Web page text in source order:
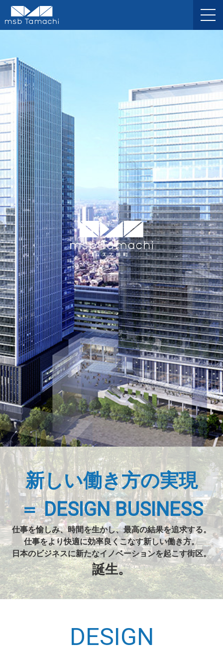
新しい働き方の実現
＝ DESIGN BUSINESS
仕事を愉しみ、時間を生かし、最高の結果を追求する。
仕事をより快適に効率良くこなす新しい働き方。
日本のビジネスに新たなイノベーションを起こす街区。
誕生。
DESIGN